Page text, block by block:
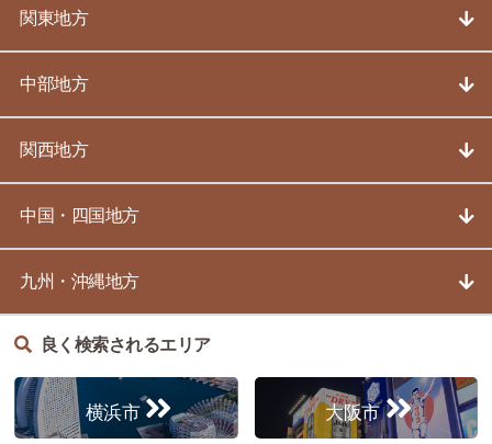
関東地方
中部地方
関西地方
中国・四国地方
九州・沖縄地方
良く検索されるエリア
横浜市 大阪市